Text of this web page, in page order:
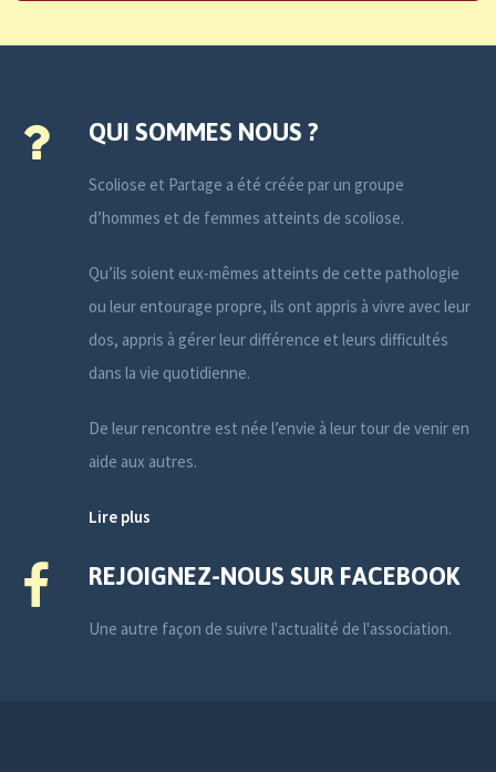
QUI SOMMES NOUS ?
Scoliose et Partage a été créée par un groupe
d’hommes et de femmes atteints de scoliose.
Qu’ils soient eux-mêmes atteints de cette pathologie
ou leur entourage propre, ils ont appris à vivre avec leur
dos, appris à gérer leur différence et leurs difficultés
dans la vie quotidienne.
De leur rencontre est née l’envie à leur tour de venir en
aide aux autres.
Lire plus
REJOIGNEZ-NOUS SUR FACEBOOK
Une autre façon de suivre l'actualité de l'association.